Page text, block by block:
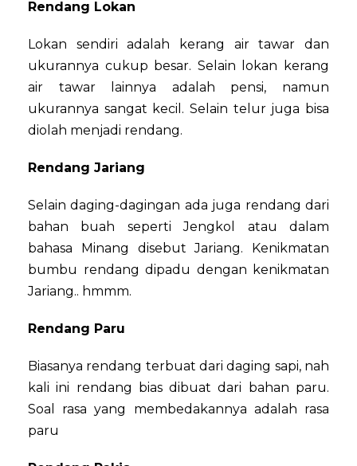
Rendang Lokan
Lokan sendiri adalah kerang air tawar dan
ukurannya cukup besar. Selain lokan kerang
air tawar lainnya adalah pensi, namun
ukurannya sangat kecil. Selain telur juga bisa
diolah menjadi rendang.
Rendang Jariang
Selain daging-dagingan ada juga rendang dari
bahan buah seperti Jengkol atau dalam
bahasa Minang disebut Jariang. Kenikmatan
bumbu rendang dipadu dengan kenikmatan
Jariang.. hmmm.
Rendang Paru
Biasanya rendang terbuat dari daging sapi, nah
kali ini rendang bias dibuat dari bahan paru.
Soal rasa yang membedakannya adalah rasa
paru